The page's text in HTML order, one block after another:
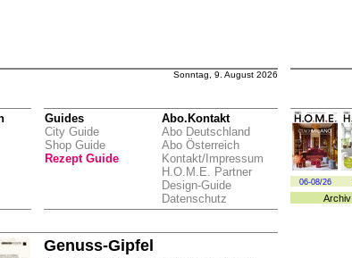
Sonntag, 9. August 2026
Guides
City Guide
Shop Guide
Rezept Guide
Abo.Kontakt
Abo Deutschland
Abo Österreich
Kontakt/Impressum
H.O.M.E. Partner
Design-Guide
Datenschutz
06-08/26
Archiv
Genuss-Gipfel